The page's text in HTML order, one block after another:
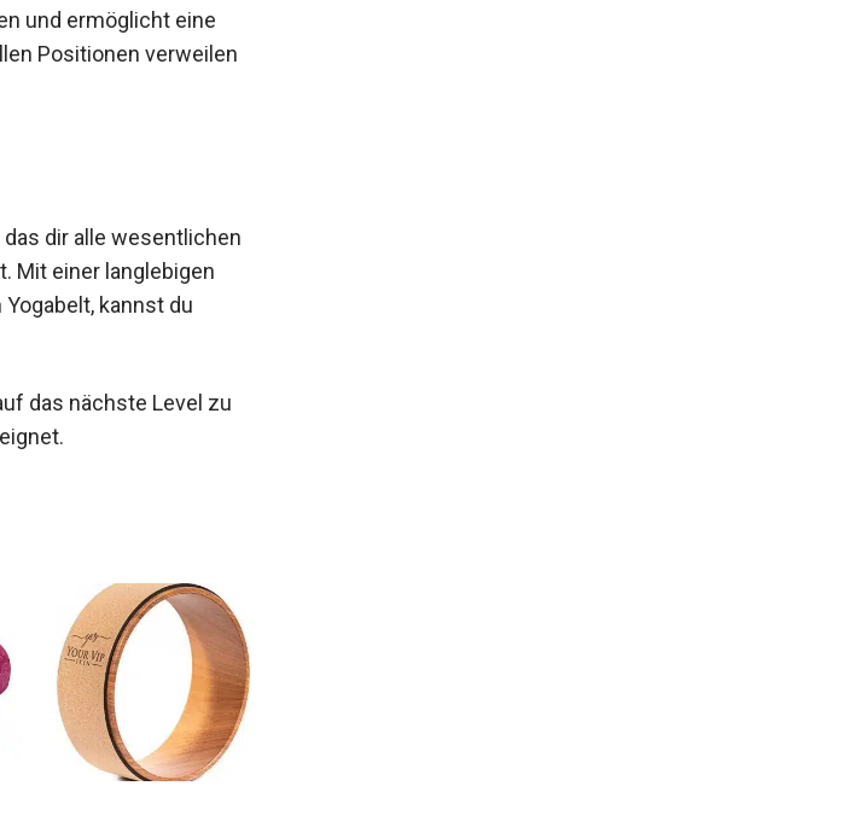
und ermöglicht eine
Positionen verweilen
dir alle wesentlichen
Mit einer langlebigen
kannst du
das nächste Level zu